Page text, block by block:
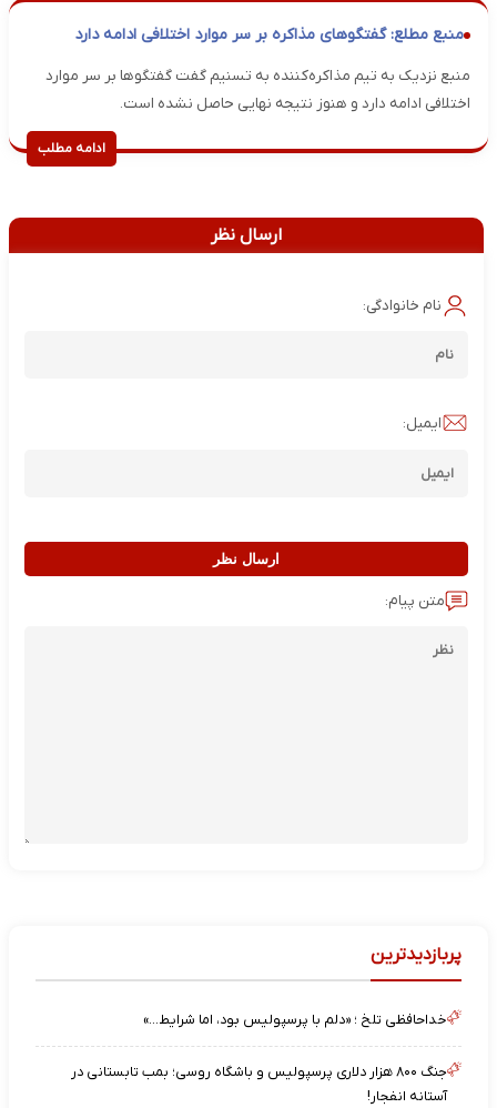
منبع مطلع: گفتگوهای مذاکره بر سر موارد اختلافی ادامه دارد
منبع نزدیک به تیم مذاکره‌کننده به تسنیم گفت گفتگوها بر سر موارد
اختلافی ادامه دارد و هنوز نتیجه نهایی حاصل نشده است.
ادامه مطلب
ارسال نظر
نام خانوادگی:
ایمیل:
ارسال نظر
متن پیام:
پربازدیدترین
خداحافظی تلخ ؛ «دلم با پرسپولیس بود، اما شرایط…»
جنگ ۸۰۰ هزار دلاری پرسپولیس و باشگاه روسی؛ بمب تابستانی در
آستانه انفجار!